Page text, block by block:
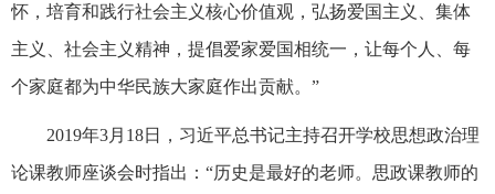
怀，培育和践行社会主义核心价值观，弘扬爱国主义、集体
主义、社会主义精神，提倡爱家爱国相统一，让每个人、每
个家庭都为中华民族大家庭作出贡献。”
2019年3月18日，习近平总书记主持召开学校思想政治理
论课教师座谈会时指出：“历史是最好的老师。思政课教师的